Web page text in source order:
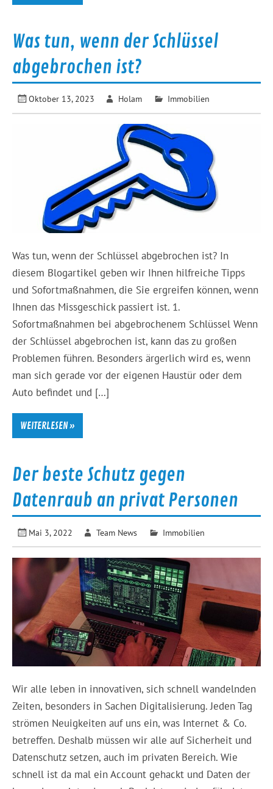
Was tun, wenn der Schlüssel
abgebrochen ist?
Oktober 13, 2023 Holam Immobilien
Was tun, wenn der Schlüssel abgebrochen ist? In
diesem Blogartikel geben wir Ihnen hilfreiche Tipps
und Sofortmaßnahmen, die Sie ergreifen können, wenn
Ihnen das Missgeschick passiert ist. 1.
Sofortmaßnahmen bei abgebrochenem Schlüssel Wenn
der Schlüssel abgebrochen ist, kann das zu großen
Problemen führen. Besonders ärgerlich wird es, wenn
man sich gerade vor der eigenen Haustür oder dem
Auto befindet und […]
WEITERLESEN »
Der beste Schutz gegen
Datenraub an privat Personen
Mai 3, 2022 Team News Immobilien
Wir alle leben in innovativen, sich schnell wandelnden
Zeiten, besonders in Sachen Digitalisierung. Jeden Tag
strömen Neuigkeiten auf uns ein, was Internet & Co.
betreffen. Deshalb müssen wir alle auf Sicherheit und
Datenschutz setzen, auch im privaten Bereich. Wie
schnell ist da mal ein Account gehackt und Daten der